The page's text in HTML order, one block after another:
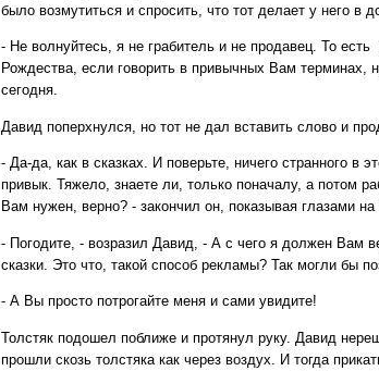
было возмутиться и спросить, что тот делает у него в
- Не волнуйтесь, я не грабитель и не продавец. То
Рождества, если говорить в привычных Вам терминах,
сегодня.
Давид поперхнулся, но тот не дал вставить слово и
- Да-да, как в сказках. И поверьте, ничего странного в
привык. Тяжело, знаете ли, только поначалу, а потом
Вам нужен, верно? - закончил он, показывая глазами на
- Погодите, - возразил Давид, - А с чего я должен Вам
сказки. Это что, такой способ рекламы? Так могли бы
- А Вы просто потрогайте меня и сами увидите!
Толстяк подошел поближе и протянул руку. Давид
прошли скозь толстяка как через воздух. И тогда